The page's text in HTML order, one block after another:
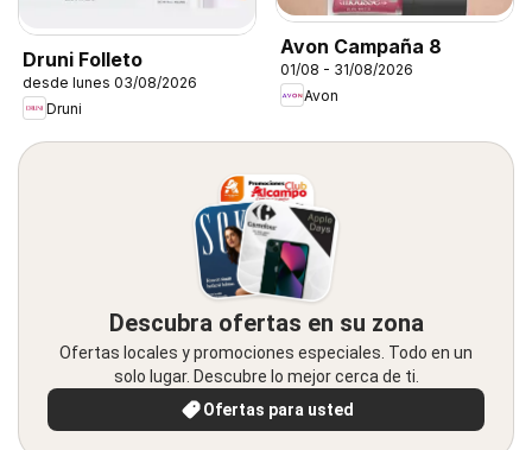
Druni Folleto
desde lunes 03/08/2026
Druni
Avon Campaña 8
01/08 - 31/08/2026
Avon
Descubra ofertas en su zona
Ofertas locales y promociones especiales. Todo en un
solo lugar. Descubre lo mejor cerca de ti.
Ofertas para usted